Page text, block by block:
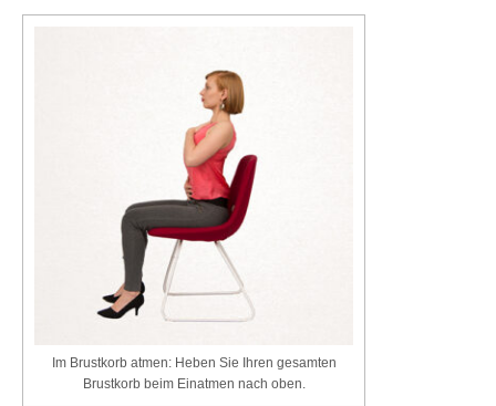
Im Brustkorb atmen: Heben Sie Ihren gesamten
Brustkorb beim Einatmen nach oben.